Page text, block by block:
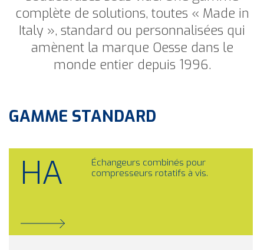
complète de solutions, toutes « Made in
Italy », standard ou personnalisées qui
amènent la marque Oesse dans le
monde entier depuis 1996.
GAMME STANDARD
HA
Échangeurs combinés pour
compresseurs rotatifs à vis.